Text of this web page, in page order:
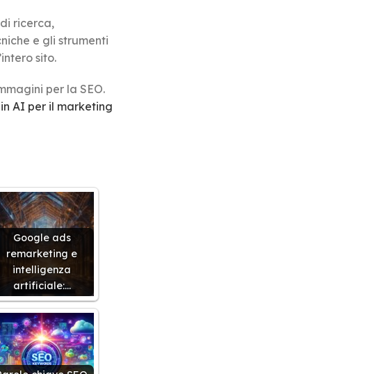
ricerca,
e gli strumenti
sito.
per la SEO.
AI per il marketing
Google ads
remarketing e
intelligenza
artificiale:…